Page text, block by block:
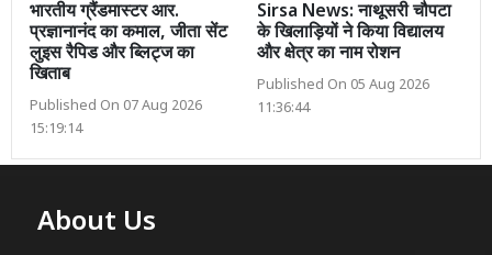
भारतीय ग्रैंडमास्टर आर.
प्रज्ञानानंद का कमाल, जीता सेंट
लुइस रैपिड और ब्लिट्ज का
खिताब
Published On 07 Aug 2026
15:19:14
Sirsa News: नाथूसरी चौपटा
के खिलाड़ियों ने किया विद्यालय
और क्षेत्र का नाम रोशन
Published On 05 Aug 2026
11:36:44
About Us